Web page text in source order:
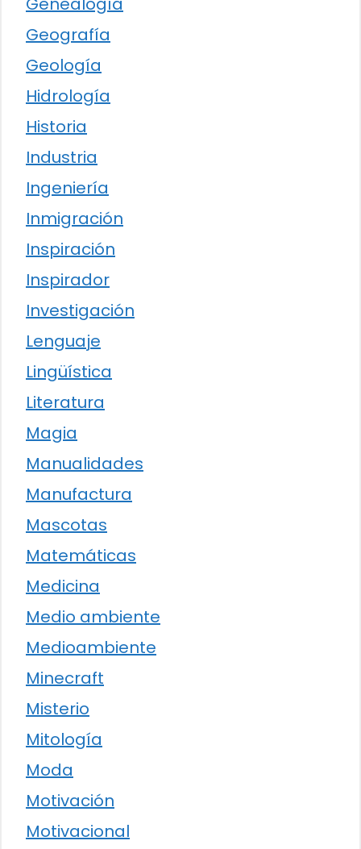
Geografía
Geología
Hidrología
Historia
Industria
Ingeniería
Inmigración
Inspiración
Inspirador
Investigación
Lenguaje
Lingüística
Literatura
Magia
Manualidades
Manufactura
Mascotas
Matemáticas
Medicina
Medio ambiente
Medioambiente
Minecraft
Misterio
Mitología
Moda
Motivación
Motivacional